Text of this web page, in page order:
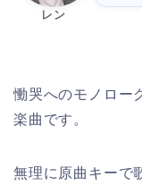
レン
慟哭へのモノロー
楽曲です。
無理に原曲キーで